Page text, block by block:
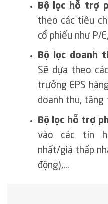
Bộ lọc hỗ trợ
theo các tiêu
cổ phiếu như P/
Bộ lọc doanh
Sẽ dựa theo
trưởng EPS
doanh thu, tăng
Bộ lọc hỗ trợ
vào các tín
nhất/giá thấp
động),…